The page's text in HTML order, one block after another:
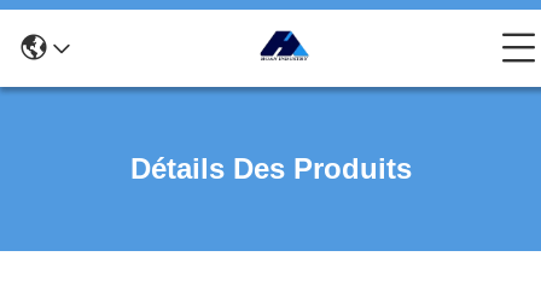
Détails Des Produits